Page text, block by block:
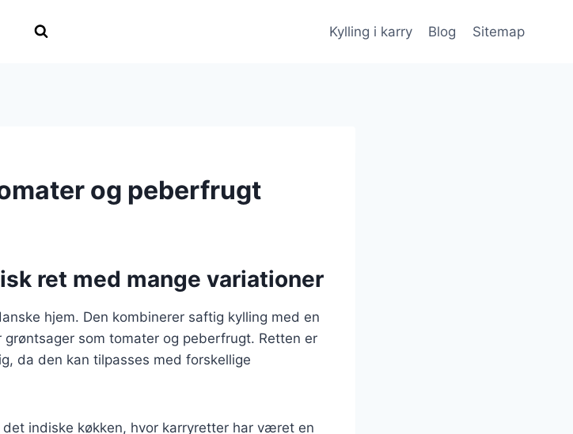
Kylling i karry Blog Sitemap
og peberfrugt
ret med mange variationer
hjem. Den kombinerer saftig kylling med en
som tomater og peberfrugt. Retten er
da den kan tilpasses med forskellige
indiske køkken, hvor karryretter har været en